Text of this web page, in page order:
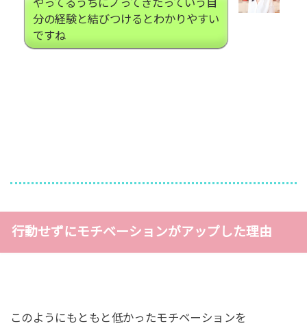
分の経験と結びつけるとわかりやすい
ですね
行動せずにモチベーションがアップした理由
このようにもともと低かったモチベーションを